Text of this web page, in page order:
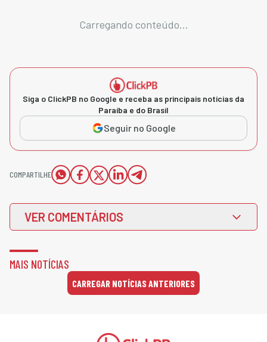
Carregando conteúdo...
Siga o ClickPB no Google e receba as principais notícias da
Paraíba e do Brasil
Seguir no Google
COMPARTILHE
VER COMENTÁRIOS
MAIS NOTÍCIAS
CARREGAR NOTÍCIAS ANTERIORES